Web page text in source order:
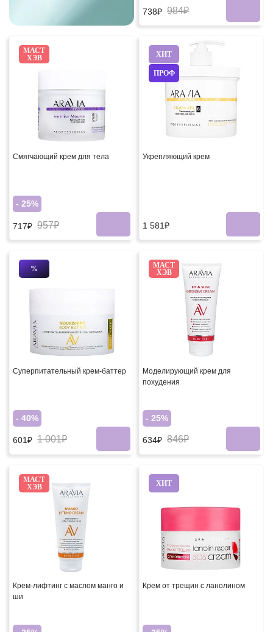
738₽ 984₽
МАСТ
ХЭВ
Смягчающий крем для тела
- 25%
717₽ 957₽
ХИТ
ПРОФ
Укрепляющий крем
1 581₽
%
Суперпитательный крем-баттер
- 40%
601₽ 1 001₽
МАСТ
ХЭВ
Моделирующий крем для
похудения
- 25%
634₽ 846₽
МАСТ
ХЭВ
Крем-лифтинг с маслом манго и
ши
ХИТ
Крем от трещин с ланолином